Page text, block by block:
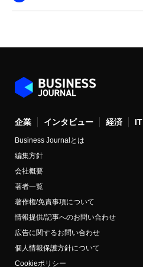
企業 インタビュー 経済 IT
Business Journalとは
編集方針
会社概要
著者一覧
著作権/免責事項について
情報提供/記事へのお問い合わせ
広告に関するお問い合わせ
個人情報保護方針について
Cookieポリシー